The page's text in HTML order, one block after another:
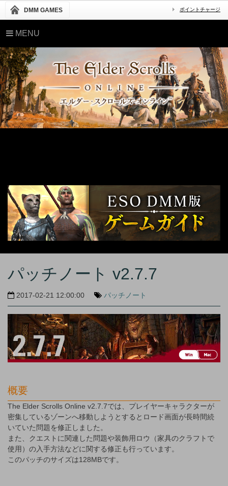
DMM GAMES ポイントチャージ
MENU
パッチノート v2.7.7
2017-02-21 12:00:00 パッチノート
概要
The Elder Scrolls Online v2.7.7では、プレイヤーキャラクターが
密集しているゾーンへ移動しようとするとロード画面が長時間続
いていた問題を修正しました。
また、クエストに関連した問題や装飾用ロウ（家具のクラフトで
使用）の入手方法などに関する修正も行っています。
このパッチのサイズは128MBです。